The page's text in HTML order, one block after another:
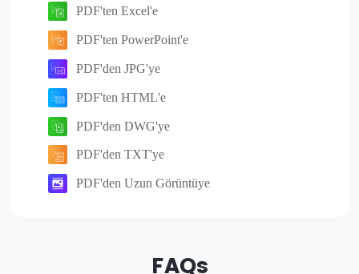
PDF'ten Excel'e
PDF'ten PowerPoint'e
PDF'den JPG'ye
PDF'ten HTML'e
PDF'den DWG'ye
PDF'den TXT'ye
PDF'den Uzun Görüntüye
FAQs